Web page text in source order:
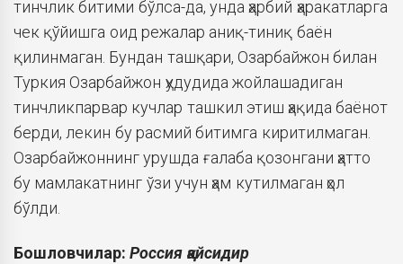
тинчлик битими бўлса-да, унда ҳарбий ҳаракатларга
чек қўйишга оид режалар аниқ-тиниқ баён
қилинмаган. Бундан ташқари, Озарбайжон билан
Туркия Озарбайжон ҳудудида жойлашадиган
тинчликпарвар кучлар ташкил этиш ҳақида баёнот
берди, лекин бу расмий битимга киритилмаган.
Озарбайжоннинг урушда ғалаба қозонгани ҳатто
бу мамлакатнинг ўзи учун ҳам кутилмаган ҳол
бўлди.
Бошловчилар:Россия қайсидир